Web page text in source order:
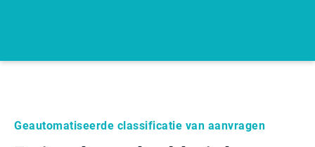
Geautomatiseerde classificatie van aanvragen